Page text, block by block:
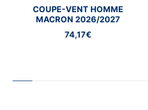
COUPE-VENT HOMME
MACRON 2026/2027
74,17€